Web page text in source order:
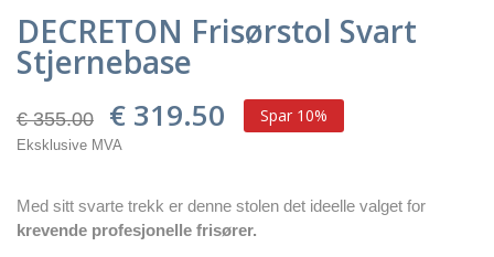
DECRETON Frisørstol Svart
Stjernebase
€ 355.00 € 319.50 Spar 10%
Eksklusive MVA
Med sitt svarte trekk er denne stolen det ideelle valget for
krevende profesjonelle frisører.